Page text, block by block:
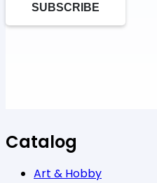
SUBSCRIBE
Catalog
Art & Hobby